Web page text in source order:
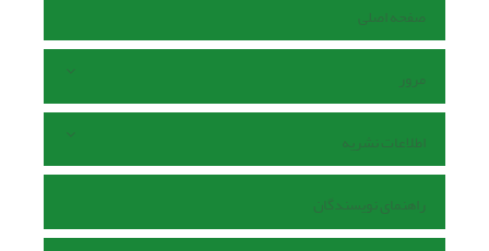
صفحه اصلی
مرور
اطلاعات نشریه
راهنمای نویسندگان